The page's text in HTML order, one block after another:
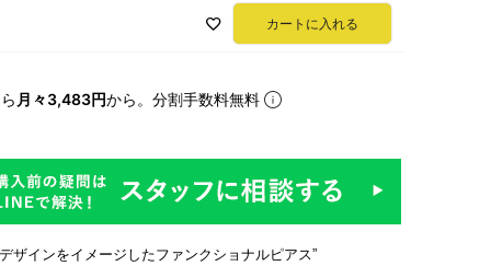
カートに入れる
月々3,483円から。分割手数料無料
ザインをイメージしたファンクショナルピアス”